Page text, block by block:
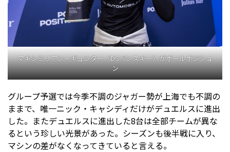
マキシミリアン・ギュンター（DSペンスキー）がポールポジショ
ン
グループ予選では今季不調のジャガー勢が上海でも不調の
ままで、唯一ニック・キャシディだけがデュエルスに進出
した。またデュエルスに進出した8台は全部チームが異な
るという珍しい光景があった。シーズンも後半戦に入り、
マシンの差がなくなってきていると言える。